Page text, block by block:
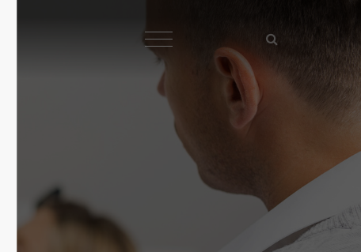
About us
Lorem ipsum dolor sit amet,
consectetuer adipiscing elit.
Aenean commodo ligula eget dolor.
Aenean massa. Cum sociis
natoque penatibus et magnis dis
parturient montes, nascetur
ridiculus mus. Donec quam felis,
ultricies nec.